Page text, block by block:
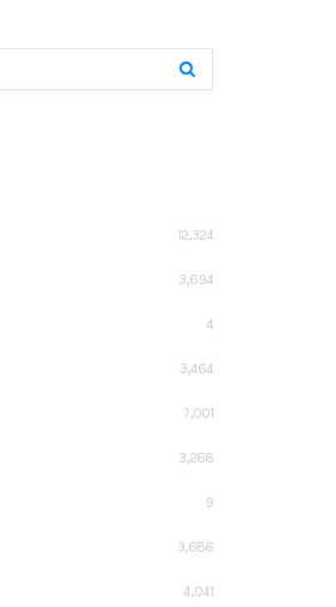
12,324
3,694
4
3,464
7,001
3,268
9
3,686
4,041